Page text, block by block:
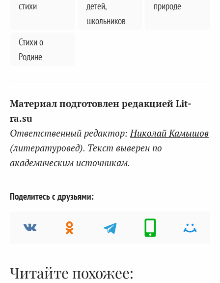
стихи
детей,
школьников
природе
Стихи о
Родине
Материал подготовлен редакцией Lit-
ra.su
Ответственный редактор:Николай Камышов
(литературовед). Текст выверен по
академическим источникам.
Поделитесь с друзьями:
Читайте похожее: